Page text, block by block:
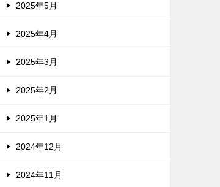
2025年5月
2025年4月
2025年3月
2025年2月
2025年1月
2024年12月
2024年11月